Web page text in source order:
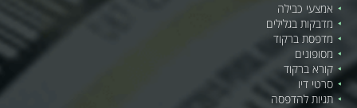
אמצעי כבילה
מדבקות בגלילים
מדפסת ברקוד
מסופונים
קורא ברקוד
סרטי דיו
תגיות להדפסה